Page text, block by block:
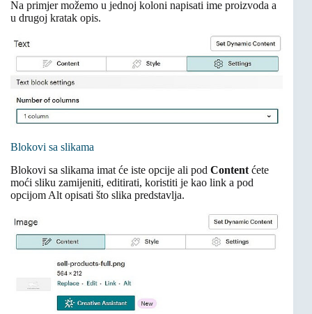
Na primjer možemo u jednoj koloni napisati ime proizvoda a
u drugoj kratak opis.
Blokovi sa slikama
Blokovi sa slikama imat će iste opcije ali pod Content ćete
moći sliku zamijeniti, editirati, koristiti je kao link a pod
opcijom Alt opisati što slika predstavlja.